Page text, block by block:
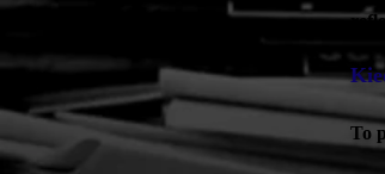
To